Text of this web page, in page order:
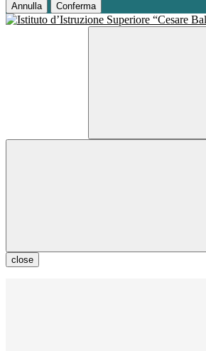
Annulla Conferma
close